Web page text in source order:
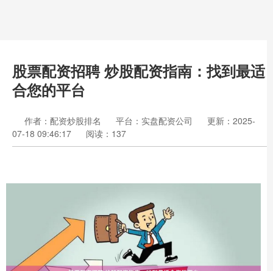
股票配资招聘 炒股配资指南：找到最适
合您的平台
作者：配资炒股排名 平台：实盘配资公司
更新：2025-
07-18 09:46:17
阅读：137